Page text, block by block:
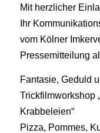
Mit herzlicher
Ihr
vom Kölner
Pressemitteilung
Fantasie, Geduld
Trickfilmworkshop
Krabbeleien“
Pizza, Pommes,